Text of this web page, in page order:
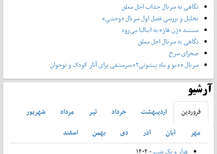
نگاهی به سریال جذاب اجل معلق
تحلیل و بررسی فصل اول سریال «وحشی»
مستند «ژن هاژ» به ایتالیا می‌رود
نگاهی به سریال اجل معلق
صحرای سرخ
سریال «دیو و ماه پیشونی۲»،سرمشقی برای آثار کودک و نوجوان
آرشیو
فروردين ارديبهشت خرداد تير مرداد
شهريور
مهر
آبان آذر دی بهمن
اسفند
هزار و یک شب- ۱۴۰۴